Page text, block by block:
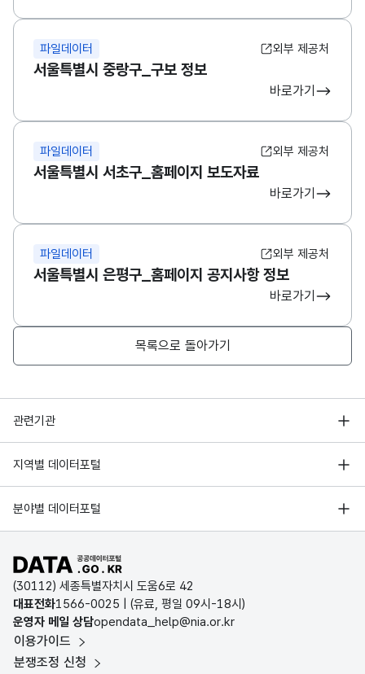
파일데이터 외부 제공처
서울특별시 중랑구_구보 정보
바로가기
파일데이터 외부 제공처
서울특별시 서초구_홈페이지 보도자료
바로가기
파일데이터 외부 제공처
서울특별시 은평구_홈페이지 공지사항 정보
바로가기
목록으로 돌아가기
관련기관
행정안전부
한국지능정보사회진흥원
국가정보자원관리원
지역별 데이터포털
서울 열린데이터광장
경기데이터드림
D-데이터허브
인천데이터포털
울산광역시 데이터포털
전남광주통합특별시 빅데이터 플랫폼
분야별 데이터포털
기상자료개방포털
국토교통부 공간정보오픈플랫폼
환경부 환경데이터포털
문화데이터광장
농림축산식품 공공데이터포털
보건의료빅데이터개방시스템
공공데이터포털 바로가기
(30112) 세종특별자치시 도움6로 42
대표전화1566-0025 | (유료, 평일 09시-18시)
운영자 메일 상담opendata_help@nia.or.kr
이용가이드
분쟁조정 신청